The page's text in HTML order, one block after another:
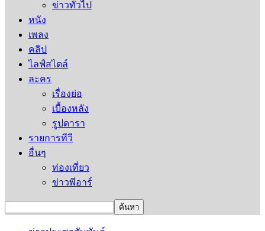
ข่าวทั่วไป
หนัง
เพลง
คลิป
ไลฟ์สไตล์
ละคร
เรื่องย่อ
เบื้องหลัง
รูปดารา
รายการทีวี
อื่นๆ
ท่องเที่ยว
ข่าวพีอาร์